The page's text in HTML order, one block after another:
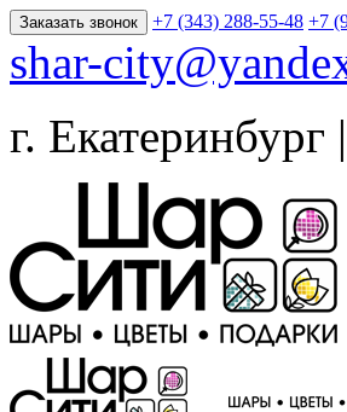
Заказать звонок +7 (343) 288-55-48 +7
shar-
г.